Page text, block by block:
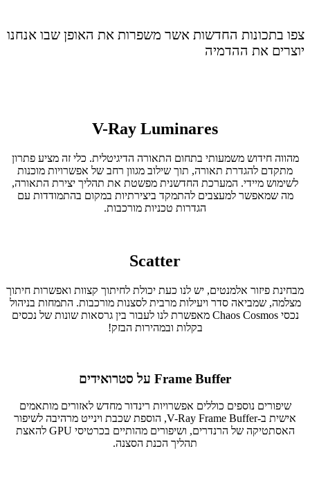
צפו בתכונות החדשות אשר משפרות את האופן שבו אנחנו
יוצרים את ההדמיה
V-Ray Luminares
מהווה חידוש משמעותי בתחום התאורה הדיגיטלית. כלי זה מציע פתרון
מתקדם להגדרת תאורה, תוך שילוב מגוון רחב של אפשרויות מוכנות
לשימוש מיידי. המערכת החדשנית מפשטת את תהליך יצירת התאורה,
מה שמאפשר למעצבים להתמקד ביצירתיות במקום בהתמודדות עם
הגדרות טכניות מורכבות.
Scatter
מבחינת פיזור אלמנטים, יש לנו כעת יכולת לחיתוך קצוות ואפשרות חיתוך
מצלמה, שמביאה סדר ויעילות מרבית לסצנות מורכבות. התמחות בניהול
נכסי Chaos Cosmos מאפשרת לנו לעבור בין גרסאות שונות של נכסים
בקלות ובמהירות הבזק!
Frame Buffer על סטרואידים
שיפורים נוספים כוללים אפשרויות רינדור מחדש לאזורים מותאמים
אישית ב-V-Ray Frame Buffer, הוספת שכבת וינייט מרהיבה לשיפור
האסתטיקה של הרנדרים, ושיפורים מהותיים בכרטיסי GPU להאצת
תהליך הכנת הסצנה.